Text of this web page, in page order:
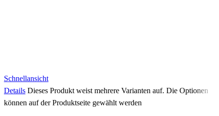
Schnellansicht
Details Dieses Produkt weist mehrere Varianten auf. Die Optionen
können auf der Produktseite gewählt werden